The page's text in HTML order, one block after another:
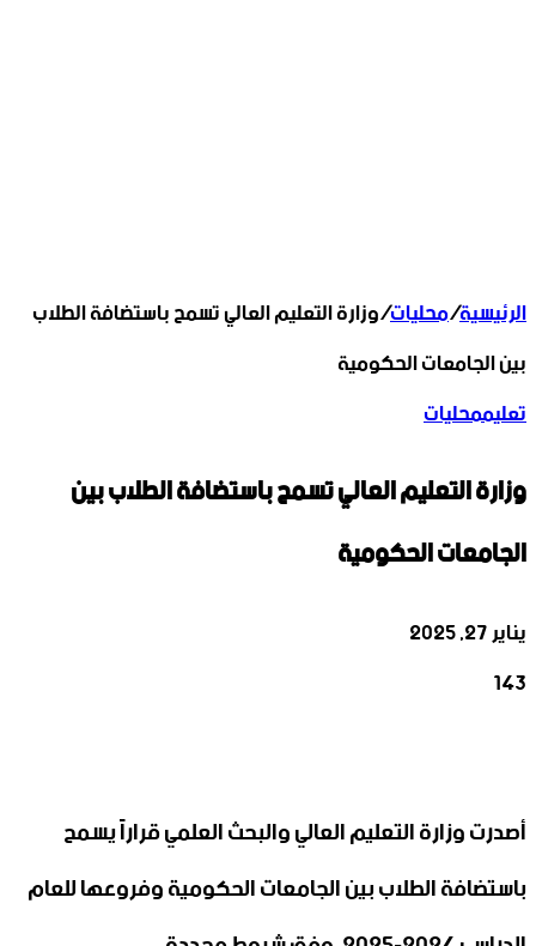
الرئيسية/محليات/وزارة التعليم العالي تسمح باستضافة الطلاب
بين الجامعات الحكومية
تعليممحليات
وزارة التعليم العالي تسمح باستضافة الطلاب بين
الجامعات الحكومية
يناير 27, 2025
143
أصدرت وزارة التعليم العالي والبحث العلمي قراراً يسمح
باستضافة الطلاب بين الجامعات الحكومية وفروعها للعام